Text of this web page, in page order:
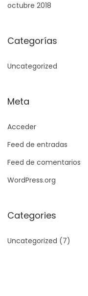
octubre 2018
Categorías
Uncategorized
Meta
Acceder
Feed de entradas
Feed de comentarios
WordPress.org
Categories
Uncategorized (7)